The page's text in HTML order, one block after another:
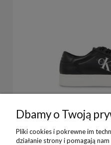
Calvin Klein Classic
Dbamy o Twoją
Pliki cookies i pokrewne im
działanie strony i pomagają